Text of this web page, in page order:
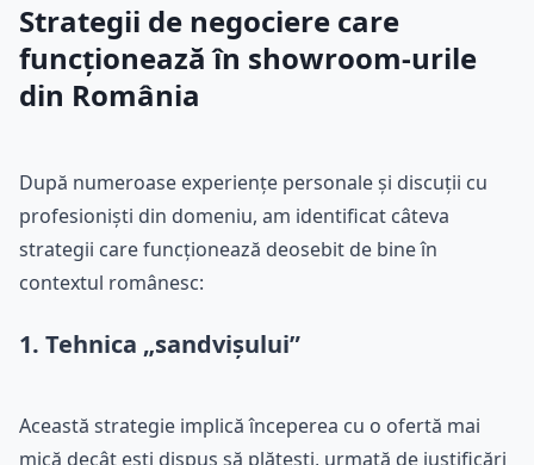
Strategii de negociere care
funcționează în showroom-urile
din România
După numeroase experiențe personale și discuții cu
profesioniști din domeniu, am identificat câteva
strategii care funcționează deosebit de bine în
contextul românesc:
1. Tehnica „sandvișului”
Această strategie implică începerea cu o ofertă mai
mică decât ești dispus să plătești, urmată de justificări